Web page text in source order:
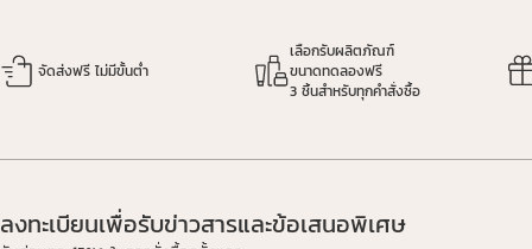
จัดส่งฟรี ไม่มีขั้นต่ำ
เลือกรับผลิตภัณฑ์
ขนาดทดลองฟรี
3 ชิ้นสำหรับทุกคำสั่งซื้อ
ลงทะเบียนเพื่อรับข่าวสารและข้อเสนอพิเศษ